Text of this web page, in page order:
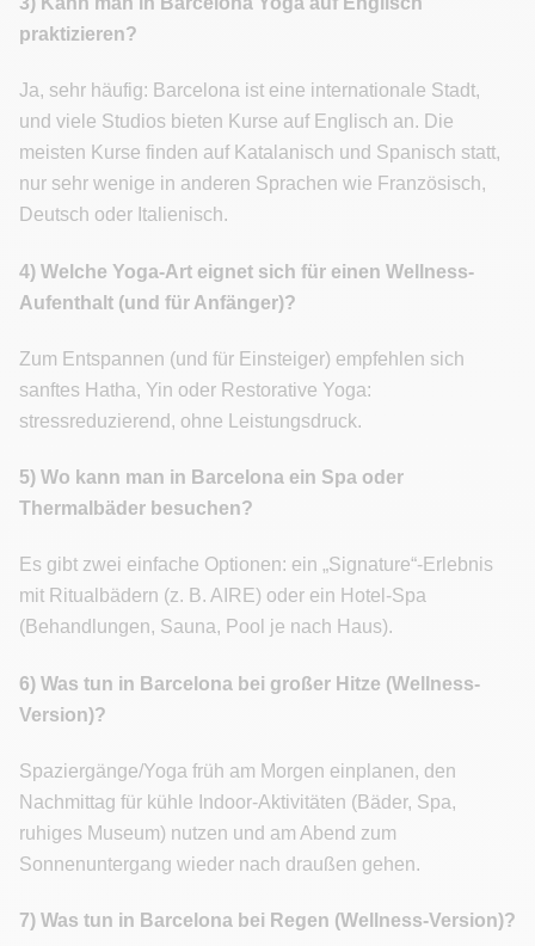
praktizieren?
Ja, sehr häufig: Barcelona ist eine internationale Stadt,
und viele Studios bieten Kurse auf Englisch an. Die
meisten Kurse finden auf Katalanisch und Spanisch statt,
nur sehr wenige in anderen Sprachen wie Französisch,
Deutsch oder Italienisch.
4) Welche Yoga-Art eignet sich für einen Wellness-
Aufenthalt (und für Anfänger)?
Zum Entspannen (und für Einsteiger) empfehlen sich
sanftes Hatha, Yin oder Restorative Yoga:
stressreduzierend, ohne Leistungsdruck.
5) Wo kann man in Barcelona ein Spa oder
Thermalbäder besuchen?
Es gibt zwei einfache Optionen: ein „Signature“-Erlebnis
mit Ritualbädern (z. B. AIRE) oder ein Hotel-Spa
(Behandlungen, Sauna, Pool je nach Haus).
6) Was tun in Barcelona bei großer Hitze (Wellness-
Version)?
Spaziergänge/Yoga früh am Morgen einplanen, den
Nachmittag für kühle Indoor-Aktivitäten (Bäder, Spa,
ruhiges Museum) nutzen und am Abend zum
Sonnenuntergang wieder nach draußen gehen.
7) Was tun in Barcelona bei Regen (Wellness-Version)?